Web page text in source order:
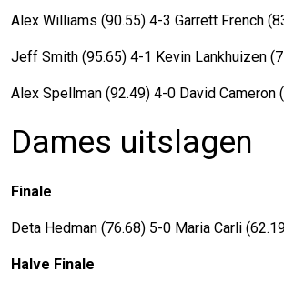
Alex Williams (90.55) 4-3 Garrett French
Jeff Smith (95.65) 4-1 Kevin Lankhuizen
Alex Spellman (92.49) 4-0 David Cameron
Dames uitslagen
Finale
Deta Hedman (76.68) 5-0 Maria Carli
Halve Finale